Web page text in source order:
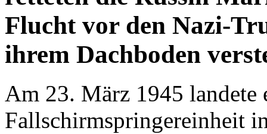
Am 23. März 1945 landete
Fallschirmspringereinheit
feindlichen Linien den
vorzubereiten. Bei der
Sabeschinsky, eine